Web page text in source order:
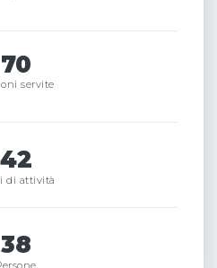
70
servite
42
di attività
38